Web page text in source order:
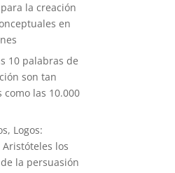
la creación
en
10 palabras de
son tan
las 10.000
Logos:
los
la persuasión